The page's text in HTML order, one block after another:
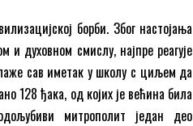
борби. Због настојања
духовном смислу, најпре реагује
сав иметак у школу с циљем да
128 ђака, од којих је већина била
митрополит један део